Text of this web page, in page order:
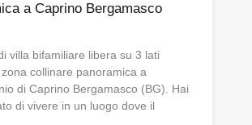
a Caprino Bergamasco
villa bifamiliare libera su 3 lati
collinare panoramica a
di Caprino Bergamasco (BG). Hai
di vivere in un luogo dove il